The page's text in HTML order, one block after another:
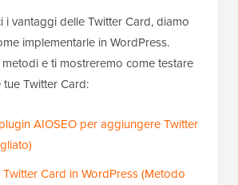
i vantaggi delle Twitter Card, diamo
implementarle in WordPress.
e ti mostreremo come testare
Twitter Card:
AIOSEO per aggiungere Twitter
Card in WordPress (Metodo